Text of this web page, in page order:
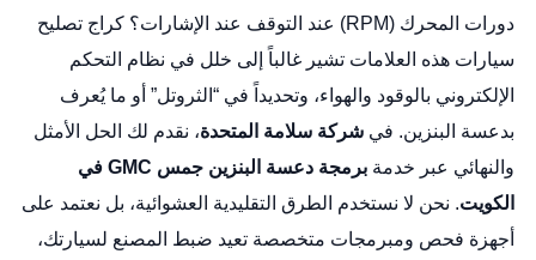
دورات المحرك (RPM) عند التوقف عند الإشارات؟
كراج تصليح
سيارات هذه العلامات تشير غالباً إلى خلل في نظام التحكم
الإلكتروني بالوقود والهواء، وتحديداً في “الثروتل” أو ما يُعرف
بدعسة البنزين. في شركة سلامة المتحدة، نقدم لك الحل الأمثل
والنهائي عبر خدمة
برمجة دعسة البنزين جمس GMC في
الكويت. نحن لا نستخدم الطرق التقليدية العشوائية، بل نعتمد على
أجهزة فحص ومبرمجات متخصصة تعيد ضبط المصنع لسيارتك،